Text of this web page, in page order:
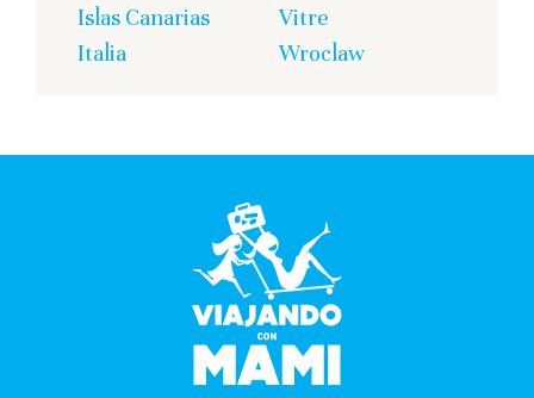
Islas Canarias
Italia
Vitre
Wroclaw